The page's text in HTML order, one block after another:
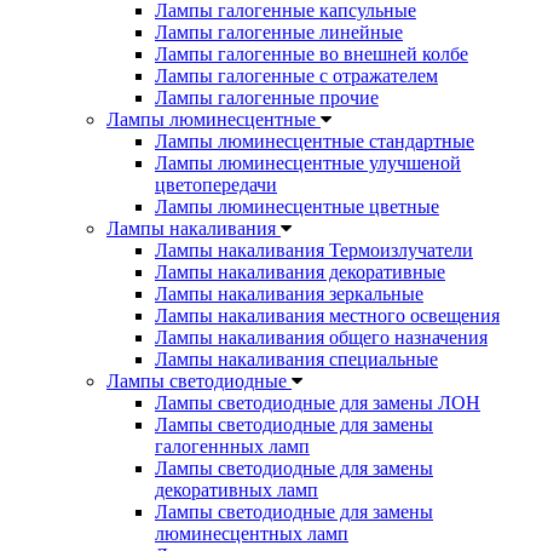
Лампы галогенные капсульные
Лампы галогенные линейные
Лампы галогенные во внешней колбе
Лампы галогенные с отражателем
Лампы галогенные прочие
Лампы люминесцентные
Лампы люминесцентные стандартные
Лампы люминесцентные улучшеной
цветопередачи
Лампы люминесцентные цветные
Лампы накаливания
Лампы накаливания Термоизлучатели
Лампы накаливания декоративные
Лампы накаливания зеркальные
Лампы накаливания местного освещения
Лампы накаливания общего назначения
Лампы накаливания специальные
Лампы светодиодные
Лампы светодиодные для замены ЛОН
Лампы светодиодные для замены
галогеннных ламп
Лампы светодиодные для замены
декоративных ламп
Лампы светодиодные для замены
люминесцентных ламп